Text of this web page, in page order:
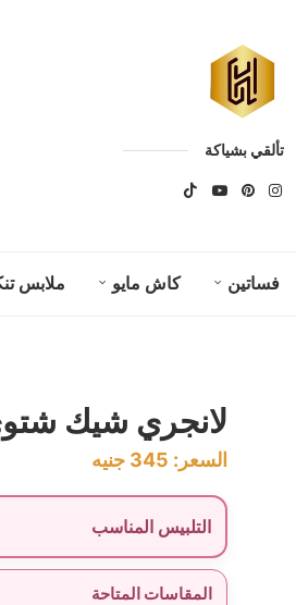
تألقي بشياكة
فساتين كاش مايو ملابس
لانجري شيك شتوي
السعر: 345 جنيه
التلبيس المناسب
المقاسات المتاحة